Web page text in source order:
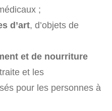
;
d’art, d’objets de
et de nourriture
et les
pour les personnes à